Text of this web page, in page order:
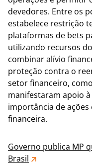
devedores. Entre os
estabelece restrição
plataformas de bets
utilizando recursos
combinar alívio
proteção contra o
setor financeiro,
manifestaram apoio
importância de
financeira.
Governo publica MP
Brasil